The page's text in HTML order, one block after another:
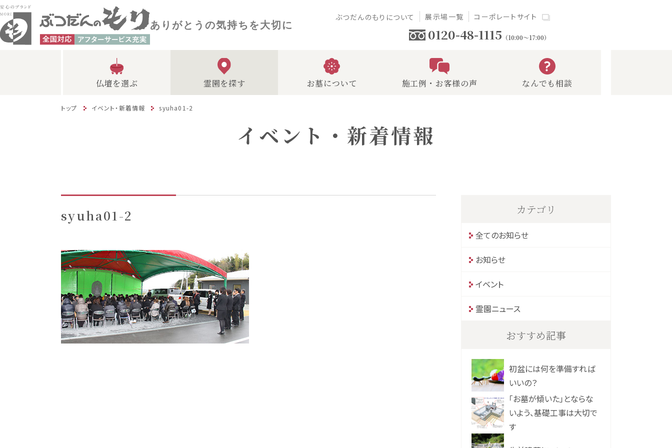
ありがとうの気持ちを大切に
ぶつだんのもりについて 展示場一覧 コーポレートサイト
0120-48-1115 （10:00～17:00）
仏壇を選ぶ 霊園を探す お墓について 施工例・お客様の声 なんでも相談
トップ イベント・新着情報 syuha01-2
イベント・新着情報
syuha01-2 カテゴリ
全てのお知らせ
お知らせ
イベント
霊園ニュース
おすすめ記事
初盆には何を準備すれば
いいの？
「お墓が傾いた」とならな
いよう、基礎工事は大切で
す